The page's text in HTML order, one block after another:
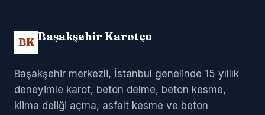
BK Başakşehir Karotçu
Başakşehir merkezli, İstanbul genelinde 15 yıllık
deneyimle karot, beton delme, beton kesme,
klima deliği açma, asfalt kesme ve beton